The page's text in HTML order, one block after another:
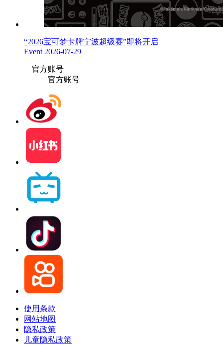
“2026宝可梦卡牌宁波超级赛”即将开启
Event 2026-07-29
官方账号
官方账号
使用条款
网站地图
隐私政策
儿童隐私政策